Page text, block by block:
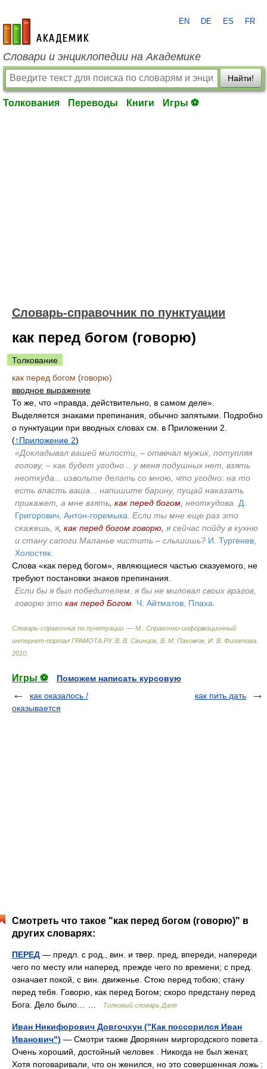
academic.ru
EN DE ES FR
Словари и энциклопедии на Академике
Найти!
Толкования Переводы Книги Игры ⚽
Словарь-справочник по пунктуации
как перед богом (говорю)
Толкование
как перед богом (говорю)
вводное выражение
То же, что «правда, действительно, в самом деле».
Выделяется знаками препинания, обычно запятыми. Подробно
о пунктуации при вводных словах см. в Приложении 2.
(↑Приложение 2)
«Докладывал вашей милости, – отвечал мужик, потупляя
голову, – как будет угодно... у меня подушных нет, взять
неоткуда... извольте делать со мною, что угодно: на то
есть власть ваша... напишите барину, пущай наказать
прикажет, а мне взять , как перед богом, неоткудова.
Д.
Григорович, Антон-горемыка. Если ты мне еще раз это
скажешь, я , как перед богом говорю,
я сейчас пойду в кухню
и стану сапоги Маланье чистить – слышишь? И. Тургенев,
Холостяк.
Слова «как перед богом», являющиеся частью сказуемого, не
требуют постановки знаков препинания.
Если бы я был победителем, я бы не миловал своих врагов,
говорю это как перед Богом Ч. Айтматов, Плаха.
Словарь-справочник по пунктуации. — М.: Справочно-информационный
интернет-портал ГРАМОТА.РУ. В. В. Свинцов, В. М. Пахомов, И. В. Филатова
2010
Игры ⚽
Поможем написать курсовую
как оказалось /
оказывается
как пить дать
Смотреть что такое "как перед богом (говорю)" в
других словарях:
ПЕРЕД — предл. с род., вин. и твер. пред, впереди, напереди
чего по месту или наперед, прежде чего по времени; с пред.
означает покой, с вин. движенье. Стою перед тобою; стану
перед тебя. Говорю, как перед Богом; скоро предстану перед
Бога. Дело было… …
Толковый словарь Даля
Иван Никифорович Довгочхун ("Как поссорился Иван
Иванович") — Смотри также Дворянин миргородского повета .
Очень хороший, достойный человек . Никогда не был женат,
Хотя поговаривали, что он женился, но это совершенная ложь :